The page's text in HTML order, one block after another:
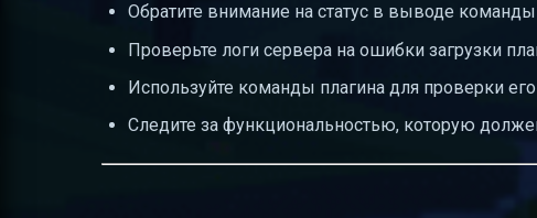
Обратите внимание на статус в выводе
Проверьте логи сервера на ошибки загрузки
Используйте команды плагина для проверки
Следите за функциональностью, которую